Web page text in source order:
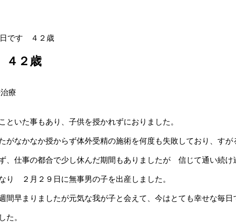
日です ４２歳
４２歳
療
いた事もあり、子供を授かれずにおりました。
がなかなか授からず体外受精の施術を何度も失敗しており、すが
、仕事の都合で少し休んだ期間もありましたが 信じて通い続け
り ２月２９日に無事男の子を出産しました。
早まりましたが元気な我が子と会えて、今はとても幸せな毎日
た。